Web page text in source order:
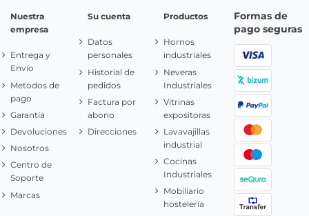
Nuestra
empresa
Entrega y
Envío
Metodos de
pago
Garantía
Devoluciones
Nosotros
Centro de
Soporte
Marcas
Su cuenta
Datos
personales
Historial de
pedidos
Factura por
abono
Direcciones
Productos
Hornos
industriales
Neveras
Industriales
Vitrinas
expositoras
Lavavajillas
industrial
Cocinas
Industriales
Mobiliario
hostelería
Formas de
pago seguras